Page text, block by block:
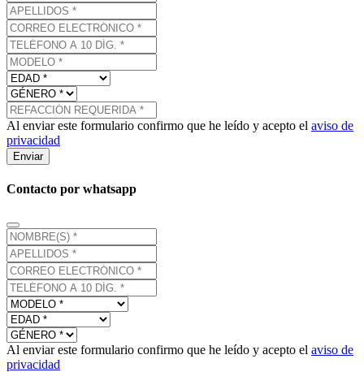
Al enviar este formulario confirmo que he leído y acepto el aviso de
privacidad
Enviar
Contacto por whatsapp
Al enviar este formulario confirmo que he leído y acepto el aviso de
privacidad